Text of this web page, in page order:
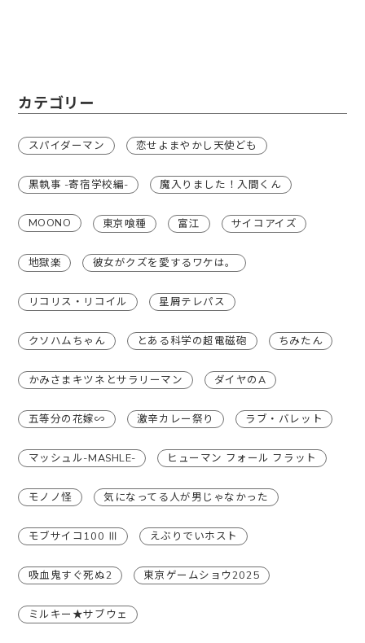
カテゴリー
スパイダーマン 恋せよまやかし天使ども
黒執事 -寄宿学校編- 魔入りました！入間くん
MOONO 東京喰種 富江 サイコアイズ
地獄楽 彼女がクズを愛するワケは。
リコリス・リコイル 星屑テレパス
クソハムちゃん とある科学の超電磁砲 ちみたん
かみさまキツネとサラリーマン ダイヤのA
五等分の花嫁∽ 激辛カレー祭り ラブ・バレット
マッシュル-MASHLE- ヒューマン フォール フラット
モノノ怪 気になってる人が男じゃなかった
モブサイコ100 Ⅲ えぶりでいホスト
吸血鬼すぐ死ぬ2 東京ゲームショウ2025
ミルキー★サブウェ